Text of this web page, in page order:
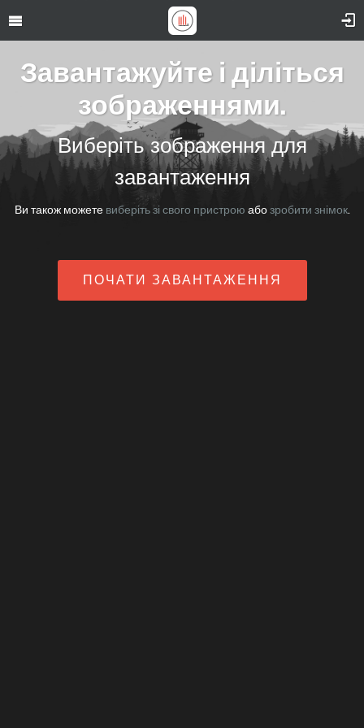
Завантажуйте і діліться
зображеннями.
Виберіть зображення для
завантаження
Ви також можете виберіть зі свого пристрою абозробити знімок.
ПОЧАТИ ЗАВАНТАЖЕННЯ